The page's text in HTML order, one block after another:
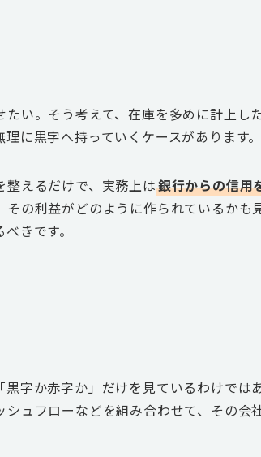
い。そう考えて、在庫を多めに計上し
に黒字へ持っていくケースがあります。
整えるだけで、実務上は銀行からの信用
の利益がどのように作られているかも
きです。
字か赤字か」だけを見ているわけでは
ュフローなどを組み合わせて、その会